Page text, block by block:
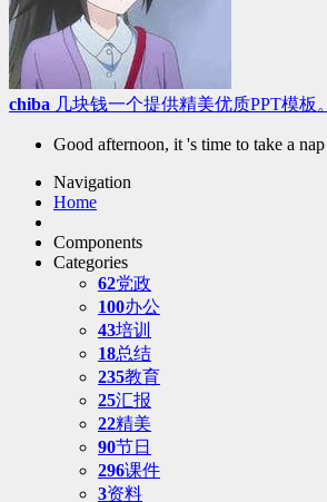
chiba 几块钱一个提供精美优质PPT模板。
Good afternoon, it 's time to take a nap
Navigation
Home
Components
Categories
62党政
100办公
43培训
18总结
235教育
25汇报
22精美
90节日
296课件
3资料